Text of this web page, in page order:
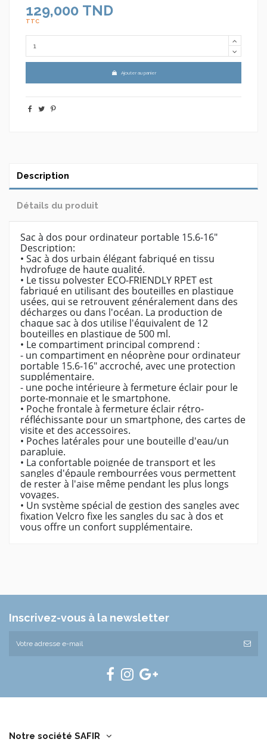
129,000 TND
TTC
Ajouter au panier
Description
Détails du produit
Sac à dos pour ordinateur portable 15.6-16"
Description:
• Sac à dos urbain élégant fabriqué en tissu
hydrofuge de haute qualité.
• Le tissu polyester ECO-FRIENDLY RPET est
fabriqué en utilisant des bouteilles en plastique
usées, qui se retrouvent généralement dans des
décharges ou dans l'océan. La production de
chaque sac à dos utilise l'équivalent de 12
bouteilles en plastique de 500 ml.
• Le compartiment principal comprend :
- un compartiment en néoprène pour ordinateur
portable 15.6-16" accroché, avec une protection
supplémentaire.
- une poche intérieure à fermeture éclair pour le
porte-monnaie et le smartphone.
• Poche frontale à fermeture éclair rétro-
réfléchissante pour un smartphone, des cartes de
visite et des accessoires.
• Poches latérales pour une bouteille d'eau/un
parapluie.
• La confortable poignée de transport et les
sangles d'épaule rembourrées vous permettent
de rester à l'aise même pendant les plus longs
voyages.
• Un système spécial de gestion des sangles avec
fixation Velcro fixe les sangles du sac à dos et
vous offre un confort supplémentaire.
Inscrivez-vous à la newsletter
Notre société SAFIR